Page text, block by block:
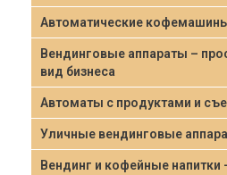
Автоматические
Вендинговые аппараты –
вид бизнеса
Автоматы с продуктами и
Уличные вендинговые
Вендинг и кофейные напитки